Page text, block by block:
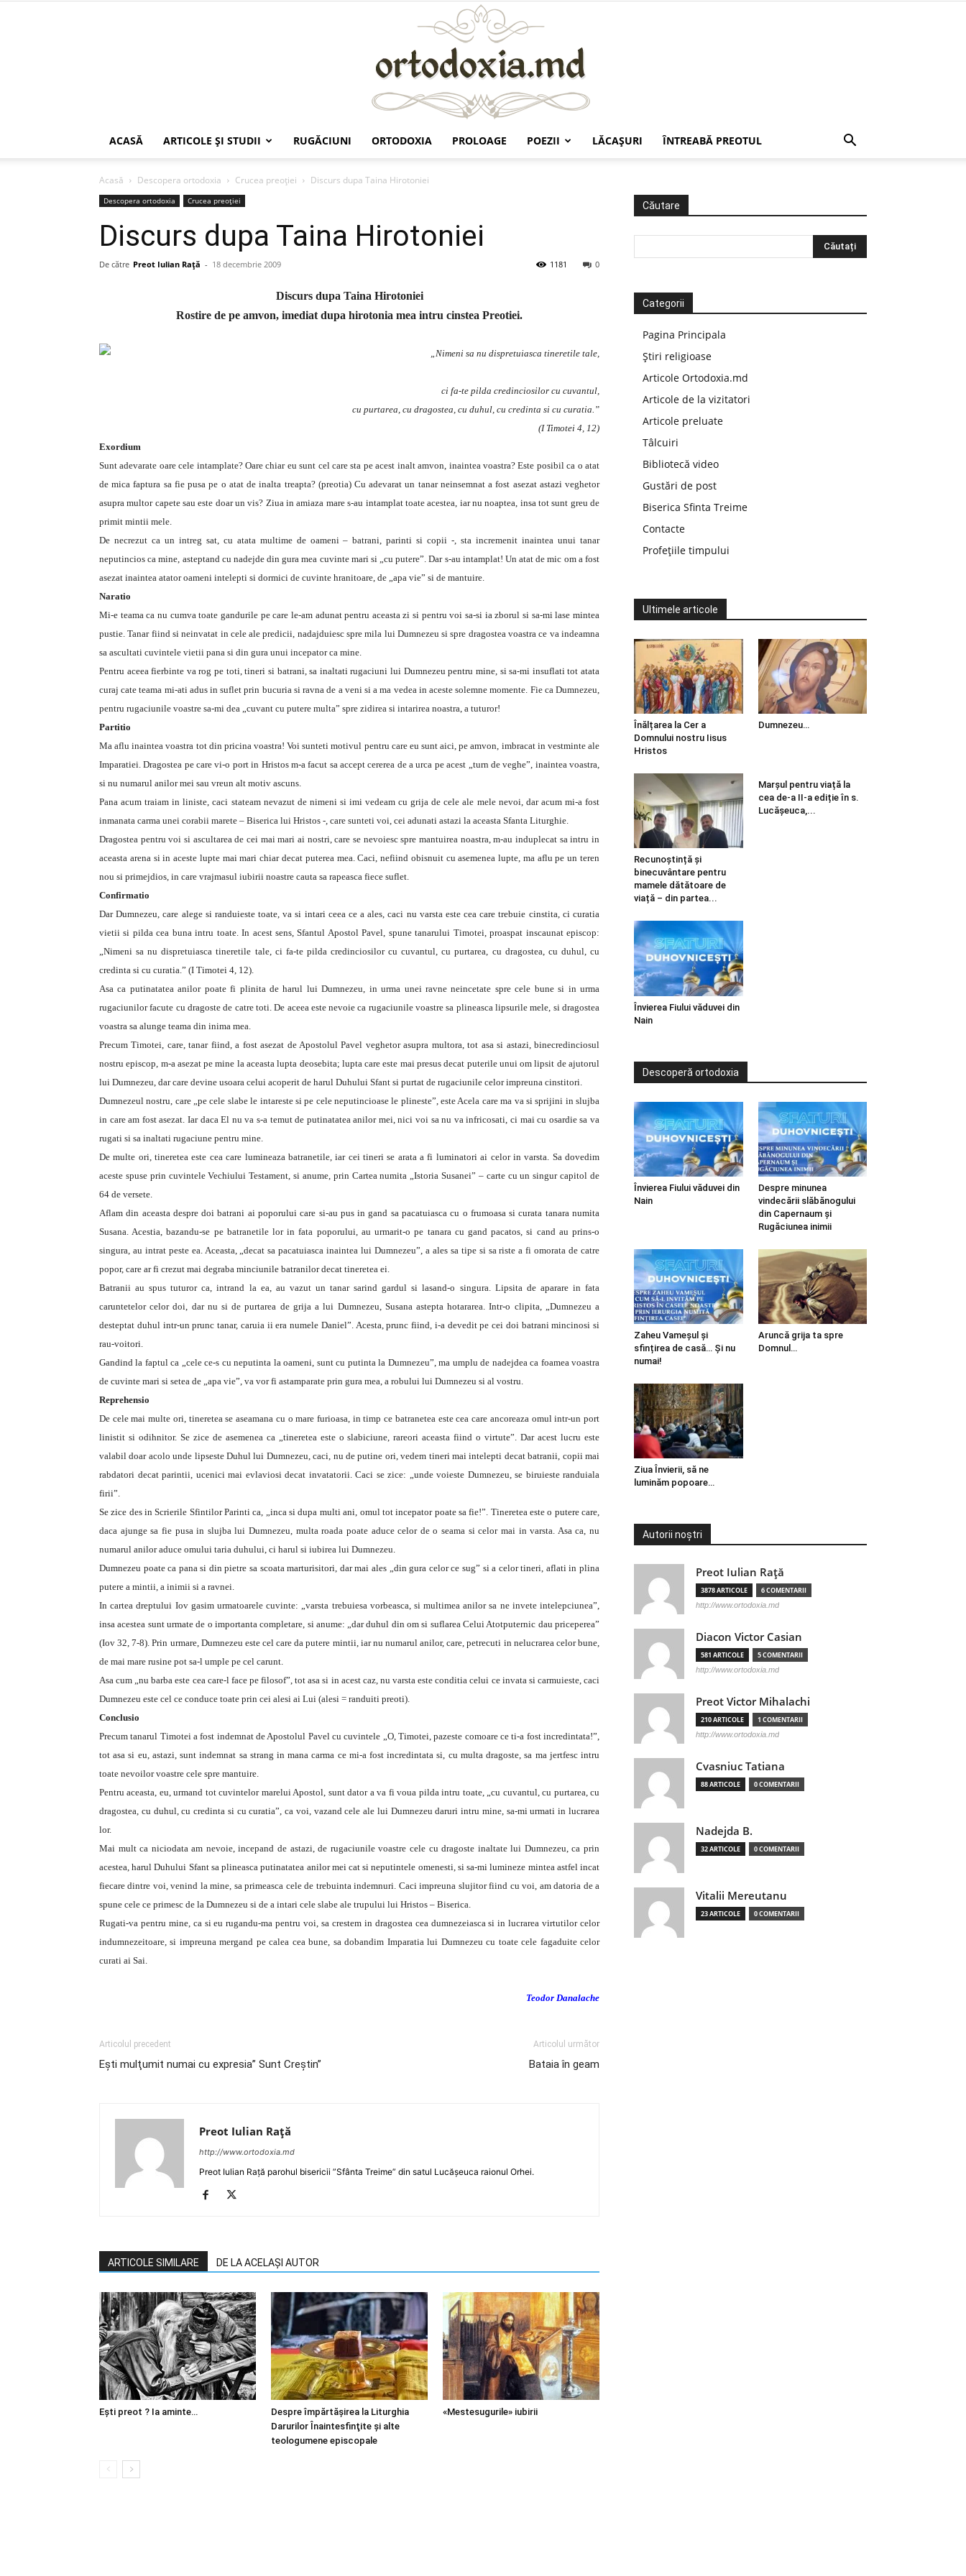
ACASĂ ARTICOLE ŞI STUDII RUGĂCIUNI ORTODOXIA PROLOAGE POEZII LĂCAŞURI ÎNTREABĂ PREOTUL
Acasă Descopera ortodoxia Crucea preoției Discurs dupa Taina Hirotoniei
Descopera ortodoxia Crucea preoției
Discurs dupa Taina Hirotoniei
De către Preot Iulian Raţă - 18 decembrie 2009 0
1181
Discurs dupa Taina Hirotoniei
Rostire de pe amvon, imediat dupa hirotonia mea intru cinstea Preotiei.
„Nimeni sa nu dispretuiasca tineretile tale,
ci fa-te pilda credinciosilor cu cuvantul,
cu purtarea, cu dragostea, cu duhul, cu credinta si cu curatia.”
(I Timotei 4, 12)
Exordium
Sunt adevarate oare cele intamplate? Oare chiar eu sunt cel care sta pe acest inalt amvon, inaintea voastra? Este posibil ca o atat
de mica faptura sa fie pusa pe o atat de inalta treapta? (preotia) Cu adevarat un tanar neinsemnat a fost asezat astazi veghetor
asupra multor capete sau este doar un vis? Ziua in amiaza mare s-au intamplat toate acestea, iar nu noaptea, insa tot sunt greu de
primit mintii mele.
De necrezut ca un intreg sat, cu atata multime de oameni – batrani, parinti si copii -, sta incremenit inaintea unui tanar
neputincios ca mine, asteptand cu nadejde din gura mea cuvinte mari si „cu putere”. Dar s-au intamplat! Un atat de mic om a fost
asezat inaintea atator oameni intelepti si dormici de cuvinte hranitoare, de „apa vie” si de mantuire.
Naratio
Mi-e teama ca nu cumva toate gandurile pe care le-am adunat pentru aceasta zi si pentru voi sa-si ia zborul si sa-mi lase mintea
pustie. Tanar fiind si neinvatat in cele ale predicii, nadajduiesc spre mila lui Dumnezeu si spre dragostea voastra ce va indeamna
sa ascultati cuvintele vietii pana si din gura unui incepator ca mine.
Pentru aceea fierbinte va rog pe toti, tineri si batrani, sa inaltati rugaciuni lui Dumnezeu pentru mine, si sa-mi insuflati tot atata
curaj cate teama mi-ati adus in suflet prin bucuria si ravna de a veni si a ma vedea in aceste solemne momente. Fie ca Dumnezeu,
pentru rugaciunile voastre sa-mi dea „cuvant cu putere multa” spre zidirea si intarirea noastra, a tuturor!
Partitio
Ma aflu inaintea voastra tot din pricina voastra! Voi sunteti motivul pentru care eu sunt aici, pe amvon, imbracat in vestminte ale
Imparatiei. Dragostea pe care vi-o port in Hristos m-a facut sa accept cererea de a urca pe acest „turn de veghe”, inaintea voastra,
si nu numarul anilor mei sau vreun alt motiv ascuns.
Pana acum traiam in liniste, caci stateam nevazut de nimeni si imi vedeam cu grija de cele ale mele nevoi, dar acum mi-a fost
inmanata carma unei corabii marete – Biserica lui Hristos -, care sunteti voi, cei adunati astazi la aceasta Sfanta Liturghie.
Dragostea pentru voi si ascultarea de cei mai mari ai nostri, care se nevoiesc spre mantuirea noastra, m-au induplecat sa intru in
aceasta arena si in aceste lupte mai mari chiar decat puterea mea. Caci, nefiind obisnuit cu asemenea lupte, ma aflu pe un teren
nou si primejdios, in care vrajmasul iubirii noastre cauta sa rapeasca fiece suflet.
Confirmatio
Dar Dumnezeu, care alege si randuieste toate, va si intari ceea ce a ales, caci nu varsta este cea care trebuie cinstita, ci curatia
vietii si pilda cea buna intru toate. In acest sens, Sfantul Apostol Pavel, spune tanarului Timotei, proaspat inscaunat episcop:
„Nimeni sa nu dispretuiasca tineretile tale, ci fa-te pilda credinciosilor cu cuvantul, cu purtarea, cu dragostea, cu duhul, cu
credinta si cu curatia.” (I Timotei 4, 12).
Asa ca putinatatea anilor poate fi plinita de harul lui Dumnezeu, in urma unei ravne neincetate spre cele bune si in urma
rugaciunilor facute cu dragoste de catre toti. De aceea este nevoie ca rugaciunile voastre sa plineasca lipsurile mele, si dragostea
voastra sa alunge teama din inima mea.
Precum Timotei, care, tanar fiind, a fost asezat de Apostolul Pavel veghetor asupra multora, tot asa si astazi, binecredinciosul
nostru episcop, m-a asezat pe mine la aceasta lupta deosebita; lupta care este mai presus decat puterile unui om lipsit de ajutorul
lui Dumnezeu, dar care devine usoara celui acoperit de harul Duhului Sfant si purtat de rugaciunile celor impreuna cinstitori.
Dumnezeul nostru, care „pe cele slabe le intareste si pe cele neputincioase le plineste”, este Acela care ma va si sprijini in slujba
in care am fost asezat. Iar daca El nu va s-a temut de putinatatea anilor mei, nici voi sa nu va infricosati, ci mai cu osardie sa va
rugati si sa inaltati rugaciune pentru mine.
De multe ori, tineretea este cea care lumineaza batranetile, iar cei tineri se arata a fi luminatori ai celor in varsta. Sa dovedim
aceste spuse prin cuvintele Vechiului Testament, si anume, prin Cartea numita „Istoria Susanei” – carte cu un singur capitol de
64 de versete.
Aflam din aceasta despre doi batrani ai poporului care si-au pus in gand sa pacatuiasca cu o frumoasa si curata tanara numita
Susana. Acestia, bazandu-se pe batranetile lor in fata poporului, au urmarit-o pe tanara cu gand pacatos, si cand au prins-o
singura, au intrat peste ea. Aceasta, „decat sa pacatuiasca inaintea lui Dumnezeu”, a ales sa tipe si sa riste a fi omorata de catre
popor, care ar fi crezut mai degraba minciunile batranilor decat tineretea ei.
Batranii au spus tuturor ca, intrand la ea, au vazut un tanar sarind gardul si lasand-o singura. Lipsita de aparare in fata
caruntetelor celor doi, dar nu si de purtarea de grija a lui Dumnezeu, Susana astepta hotararea. Intr-o clipita, „Dumnezeu a
desteptat duhul intr-un prunc tanar, caruia ii era numele Daniel”. Acesta, prunc fiind, i-a devedit pe cei doi batrani mincinosi si
rau-voitori.
Gandind la faptul ca „cele ce-s cu neputinta la oameni, sunt cu putinta la Dumnezeu”, ma umplu de nadejdea ca foamea voastra
de cuvinte mari si setea de „apa vie”, va vor fi astamparate prin gura mea, a robului lui Dumnezeu si al vostru.
Reprehensio
De cele mai multe ori, tineretea se aseamana cu o mare furioasa, in timp ce batranetea este cea care ancoreaza omul intr-un port
linistit si odihnitor. Se zice de asemenea ca „tineretea este o slabiciune, rareori aceasta fiind o virtute”. Dar acest lucru este
valabil doar acolo unde lipseste Duhul lui Dumnezeu, caci, nu de putine ori, vedem tineri mai intelepti decat batranii, copii mai
rabdatori decat parintii, ucenici mai evlaviosi decat invatatorii. Caci se zice: „unde voieste Dumnezeu, se biruieste randuiala
firii”.
Se zice des in Scrierile Sfintilor Parinti ca, „inca si dupa multi ani, omul tot ince­pator poate sa fie!”. Tineretea este o putere care,
daca ajunge sa fie pusa in slujba lui Dumnezeu, multa roada poate aduce celor de o seama si celor mai in varsta. Asa ca, nu
numarul anilor aduce omului taria duhului, ci harul si iubirea lui Dumnezeu.
Dumnezeu poate ca pana si din pietre sa scoata marturisitori, dar mai ales „din gura celor ce sug” si a celor tineri, aflati in plina
putere a mintii, a inimii si a ravnei.
In cartea dreptului Iov gasim urmatoarele cuvinte: „varsta trebuiesa vorbeasca, si multimea anilor sa ne invete intelepciunea”,
insa acestea sunt urmate de o importanta completare, si anume: „dar duhul din om si suflarea Celui Atotputernic dau priceperea”
(Iov 32, 7-8). Prin urmare, Dumnezeu este cel care da putere mintii, iar nu numarul anilor, care, petrecuti in nelucrarea celor bune,
de mai mare rusine pot sa-l umple pe cel carunt.
Asa cum „nu barba este cea care-l face pe filosof”, tot asa si in acest caz, nu varsta este conditia celui ce invata si carmuieste, caci
Dumnezeu este cel ce conduce toate prin cei alesi ai Lui (alesi = randuiti preoti).
Conclusio
Precum tanarul Timotei a fost indemnat de Apostolul Pavel cu cuvintele „O, Timotei, pazeste comoare ce ti-a fost incredintata!”,
tot asa si eu, astazi, sunt indemnat sa strang in mana carma ce mi-a fost incredintata si, cu multa dragoste, sa ma jertfesc intru
toate nevoilor voastre cele spre mantuire.
Pentru aceasta, eu, urmand tot cuvintelor marelui Apostol, sunt dator a va fi voua pilda intru toate, „cu cuvantul, cu purtarea, cu
dragostea, cu duhul, cu credinta si cu curatia”, ca voi, vazand cele ale lui Dumnezeu daruri intru mine, sa-mi urmati in lucrarea
lor.
Mai mult ca niciodata am nevoie, incepand de astazi, de rugaciunile voastre cele cu dragoste inaltate lui Dumnezeu, ca prin
acestea, harul Duhului Sfant sa plineasca putinatatea anilor mei cat si neputintele omenesti, si sa-mi lumineze mintea astfel incat
fiecare dintre voi, venind la mine, sa primeasca cele de trebuinta indemnuri. Caci impreuna slujitor fiind cu voi, am datoria de a
spune cele ce primesc de la Dumnezeu si de a intari cele slabe ale trupului lui Hristos – Biserica.
Rugati-va pentru mine, ca si eu rugandu-ma pentru voi, sa crestem in dragostea cea dumnezeiasca si in lucrarea virtutilor celor
indumnezeitoare, si impreuna mergand pe calea cea bune, sa dobandim Imparatia lui Dumnezeu cu toate cele fagaduite celor
curati ai Sai.
Teodor Danalache
Articolul precedent
Eşti mulţumit numai cu expresia” Sunt Creştin”
Articolul următor
Bataia în geam
Preot Iulian Raţă
http://www.ortodoxia.md
Preot Iulian Rață parohul bisericii ”Sfânta Treime” din satul Lucășeuca raionul Orhei.
ARTICOLE SIMILARE DE LA ACELAȘI AUTOR
Ești preot ? Ia aminte…
Despre împărtăşirea la Liturghia
Darurilor Înaintesfinţite şi alte
teologumene episcopale
«Mestesugurile» iubirii
Căutare
Categorii
Pagina Principala
Știri religioase
Articole Ortodoxia.md
Articole de la vizitatori
Articole preluate
Tâlcuiri
Bibliotecă video
Gustări de post
Biserica Sfinta Treime
Contacte
Profețiile timpului
Ultimele articole
Înălțarea la Cer a
Domnului nostru Iisus
Hristos
Dumnezeu…
Recunoștință și
binecuvântare pentru
mamele dătătoare de
viață – din partea...
Marșul pentru viață la
cea de-a II-a ediție în s.
Lucășeuca,...
Învierea Fiului văduvei din
Nain
Descoperă ortodoxia
Învierea Fiului văduvei din
Nain
Despre minunea
vindecării slăbănogului
din Capernaum și
Rugăciunea inimii
Zaheu Vameșul și
sfințirea de casă… Și nu
numai!
Aruncă grija ta spre
Domnul…
Ziua Învierii, să ne
luminăm popoare…
Autorii noștri
Preot Iulian Raţă
3878 ARTICOLE 6 COMENTARII
http://www.ortodoxia.md
Diacon Victor Casian
581 ARTICOLE 5 COMENTARII
http://www.ortodoxia.md
Preot Victor Mihalachi
210 ARTICOLE 1 COMENTARII
http://www.ortodoxia.md
Cvasniuc Tatiana
88 ARTICOLE 0 COMENTARII
Nadejda B.
32 ARTICOLE 0 COMENTARII
Vitalii Mereutanu
23 ARTICOLE 0 COMENTARII